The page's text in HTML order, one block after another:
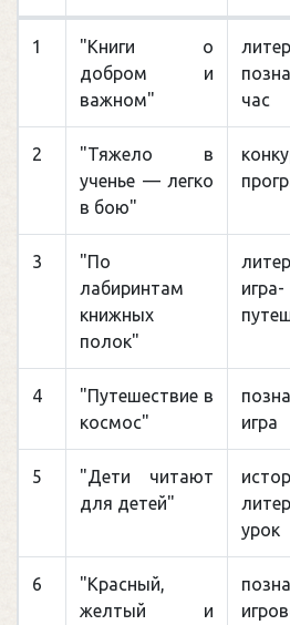
1
"Книги о
добром и
важном"
час
2
"Тяжело в
ученье — легко
в бою"
3
"По
лабиринтам
книжных
полок"
игра-
4
"Путешествие в
космос"
игра
5
"Дети читают
для детей"
урок
6
"Красный,
желтый и